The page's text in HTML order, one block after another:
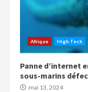
Afrique High Tech
Panne d’internet
sous-marins
mai 13, 2024